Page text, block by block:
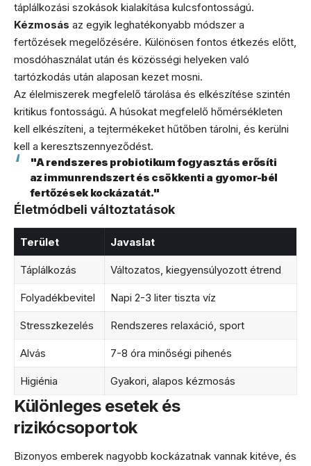
táplálkozási szokások kialakítása kulcsfontosságú.
Kézmosás az egyik leghatékonyabb módszer a
fertőzések megelőzésére. Különösen fontos étkezés előtt,
mosdóhasználat után és közösségi helyeken való
tartózkodás után alaposan kezet mosni.
Az élelmiszerek megfelelő tárolása és elkészítése szintén
kritikus fontosságú. A húsokat megfelelő hőmérsékleten
kell elkészíteni, a tejtermékeket hűtőben tárolni, és kerülni
kell a keresztszennyeződést.
"A rendszeres probiotikum fogyasztás erősíti
az immunrendszert és csökkenti a gyomor-bél
fertőzések kockázatát."
Életmódbeli változtatások
Terület Javaslat
Táplálkozás Változatos, kiegyensúlyozott étrend
Folyadékbevitel Napi 2-3 liter tiszta víz
Stresszkezelés Rendszeres relaxáció, sport
Alvás 7-8 óra minőségi pihenés
Higiénia Gyakori, alapos kézmosás
Különleges esetek és
rizikócsoportok
Bizonyos emberek nagyobb kockázatnak vannak kitéve, és